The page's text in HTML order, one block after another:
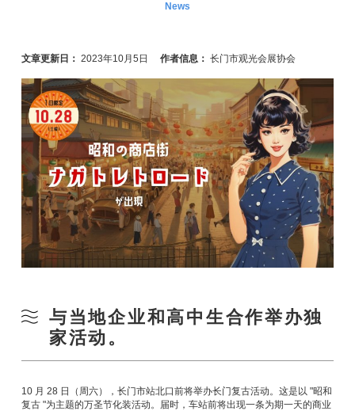
News
文章更新日： 2023年10月5日 作者信息： 长门市观光会展协会
与当地企业和高中生合作举办独
家活动。
10 月 28 日（周六），长门市站北口前将举办长门复古活动。这是以 "昭和
复古 "为主题的万圣节化装活动。届时，车站前将出现一条为期一天的商业